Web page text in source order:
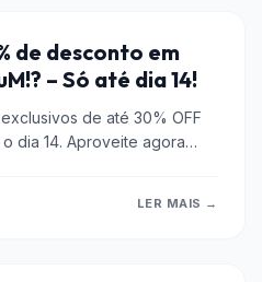
de desconto em
– Só até dia 14!
de até 30% OFF
dia 14. Aproveite agora
LER MAIS →